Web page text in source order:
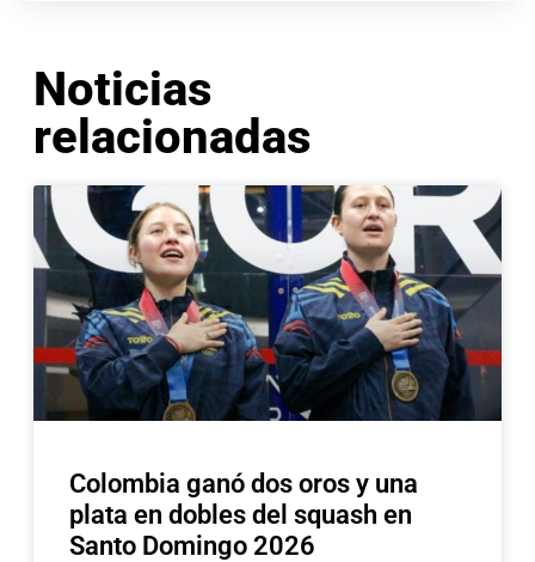
Noticias
relacionadas
Colombia ganó dos oros y una
plata en dobles del squash en
Santo Domingo 2026